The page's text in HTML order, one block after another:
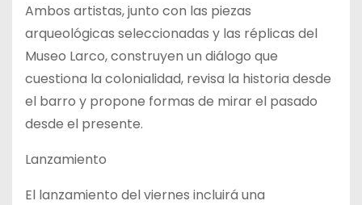
Ambos artistas, junto con las piezas
arqueológicas seleccionadas y las réplicas del
Museo Larco, construyen un diálogo que
cuestiona la colonialidad, revisa la historia desde
el barro y propone formas de mirar el pasado
desde el presente.
Lanzamiento
El lanzamiento del viernes incluirá una